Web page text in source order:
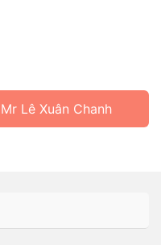
Lê Xuân Chanh